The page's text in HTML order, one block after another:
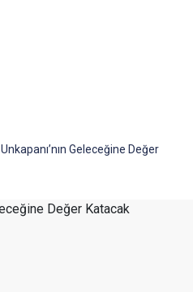
Unkapanı’nın Geleceğine Değer